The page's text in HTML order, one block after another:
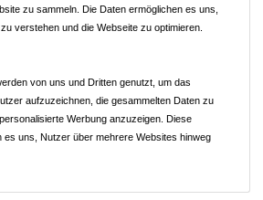
zu sammeln. Die Daten ermöglichen es uns,
verstehen und die Webseite zu optimieren.
von uns und Dritten genutzt, um das
aufzuzeichnen, die gesammelten Daten zu
Werbung anzuzeigen. Diese
es uns, Nutzer über mehrere Websites hinweg
Tag im Jahr mit leuchtenden Kinderaugen
Momenten
im Leintalzoo
die zahlreiche Unterstützung